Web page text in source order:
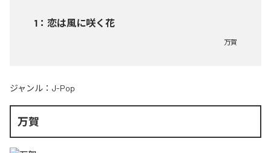
1 ： 恋は風に咲く花
万賀
ジャンル： J-Pop
万賀